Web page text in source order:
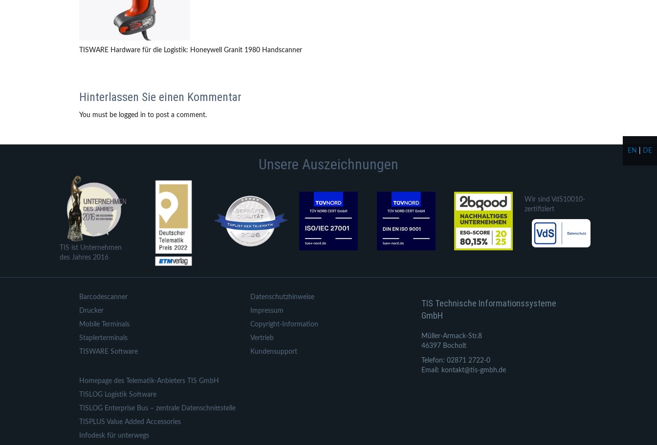
TISWARE Hardware für die Logistik: Honeywell Granit 1980 Handscanner
Hinterlassen Sie einen Kommentar
You must be logged in to post a comment.
Unsere Auszeichnungen
TIS ist Unternehmen
des Jahres 2016
Wir sind VdS10010-
zertifiziert
Barcodescanner
Drucker
Mobile Terminals
Staplerterminals
TISWARE Software
Homepage des Telematik-Anbieters TIS GmbH
TISLOG Logistik Software
TISLOG Enterprise Bus – zentrale Datenschnittstelle
TISPLUS Value Added Accessories
Infodesk für unterwegs
Datenschutzhinweise
Impressum
Copyright-Information
Vertrieb
Kundensupport
TIS Technische Informationssysteme
GmbH
Müller-Armack-Str.8
46397 Bocholt
Telefon: 02871 2722-0
Email: kontakt@tis-gmbh.de
EN DE